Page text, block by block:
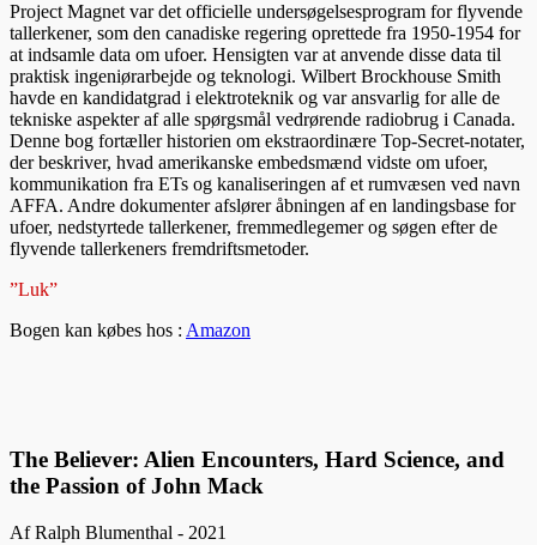
Project Magnet var det officielle undersøgelsesprogram for flyvende
tallerkener, som den canadiske regering oprettede fra 1950-1954 for
at indsamle data om ufoer. Hensigten var at anvende disse data til
praktisk ingeniørarbejde og teknologi. Wilbert Brockhouse Smith
havde en kandidatgrad i elektroteknik og var ansvarlig for alle de
tekniske aspekter af alle spørgsmål vedrørende radiobrug i Canada.
Denne bog fortæller historien om ekstraordinære Top-Secret-notater,
der beskriver, hvad amerikanske embedsmænd vidste om ufoer,
kommunikation fra ETs og kanaliseringen af et rumvæsen ved navn
AFFA. Andre dokumenter afslører åbningen af en landingsbase for
ufoer, nedstyrtede tallerkener, fremmedlegemer og søgen efter de
flyvende tallerkeners fremdriftsmetoder.
”Luk”
Bogen kan købes hos : Amazon
The Believer: Alien Encounters, Hard Science, and
the Passion of John Mack
Af Ralph Blumenthal - 2021